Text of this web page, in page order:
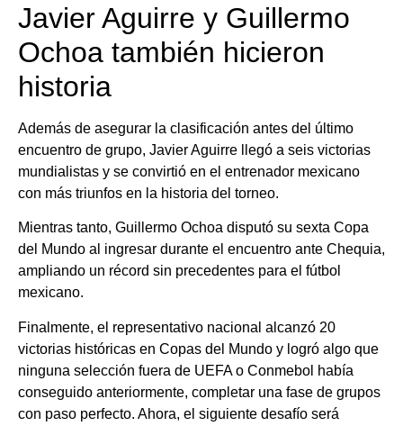
Javier Aguirre y Guillermo
Ochoa también hicieron
historia
Además de asegurar la clasificación antes del último
encuentro de grupo, Javier Aguirre llegó a seis victorias
mundialistas y se convirtió en el entrenador mexicano
con más triunfos en la historia del torneo.
Mientras tanto, Guillermo Ochoa disputó su sexta Copa
del Mundo al ingresar durante el encuentro ante Chequia,
ampliando un récord sin precedentes para el fútbol
mexicano.
Finalmente, el representativo nacional alcanzó 20
victorias históricas en Copas del Mundo y logró algo que
ninguna selección fuera de UEFA o Conmebol había
conseguido anteriormente, completar una fase de grupos
con paso perfecto. Ahora, el siguiente desafío será